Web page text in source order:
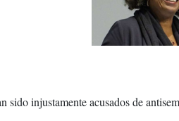
sido injustamente acusados de